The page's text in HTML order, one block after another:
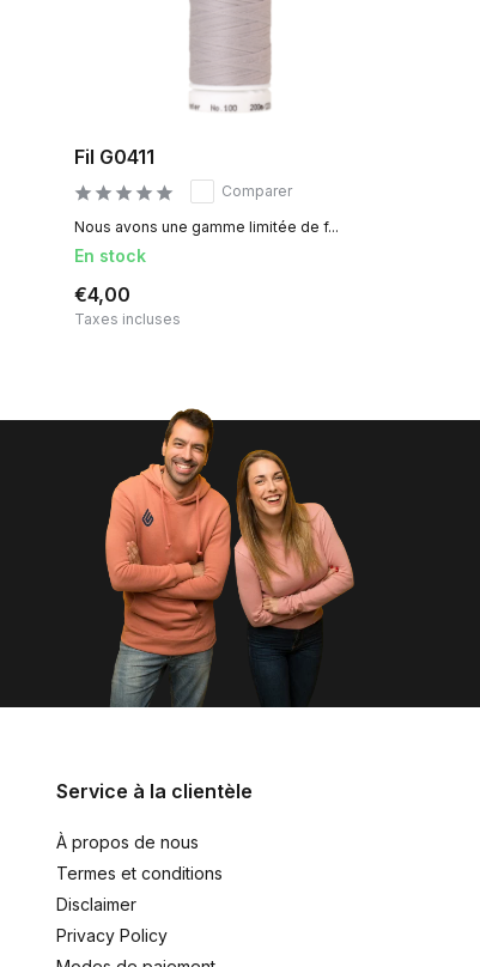
Fil G0411
Comparer
Nous avons une gamme limitée de f...
En stock
€4,00
Taxes incluses
Service à la clientèle
À propos de nous
Termes et conditions
Disclaimer
Privacy Policy